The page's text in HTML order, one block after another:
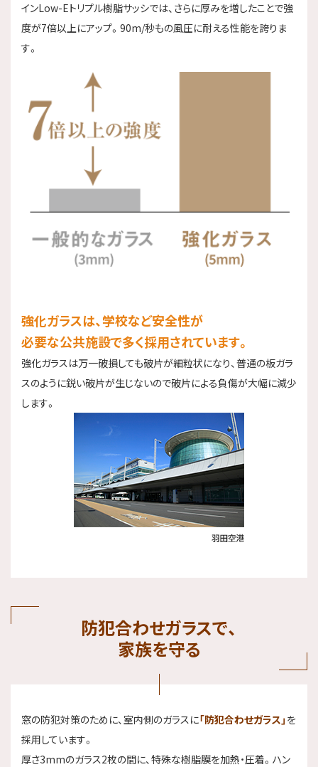
インLow-Eトリプル樹脂サッシでは、さらに厚みを増したことで強
度が7倍以上にアップ。90m/秒もの風圧に耐える性能を誇りま
す。
強化ガラスは、学校など安全性が
必要な公共施設で多く採用されています。
強化ガラスは万一破損しても破片が細粒状になり、普通の板ガラ
スのように鋭い破片が生じないので破片による負傷が大幅に減少
します。
防犯合わせガラスで、
家族を守る
窓の防犯対策のために、室内側のガラスに「防犯合わせガラス」 を
採用しています。
厚さ3mmのガラス2枚の間に、特殊な樹脂膜を加熱・圧着。ハン